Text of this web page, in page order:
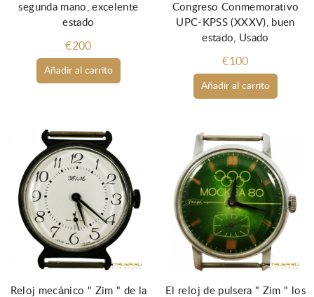
Añadir al carrito
segunda mano, excelente
estado
€200
Añadir al carrito
Congreso Conmemorativo
UPC-KPSS (XXXV), buen
estado, Usado
€100
Reloj mecánico " Zim " de la
El reloj de pulsera " Zim " los